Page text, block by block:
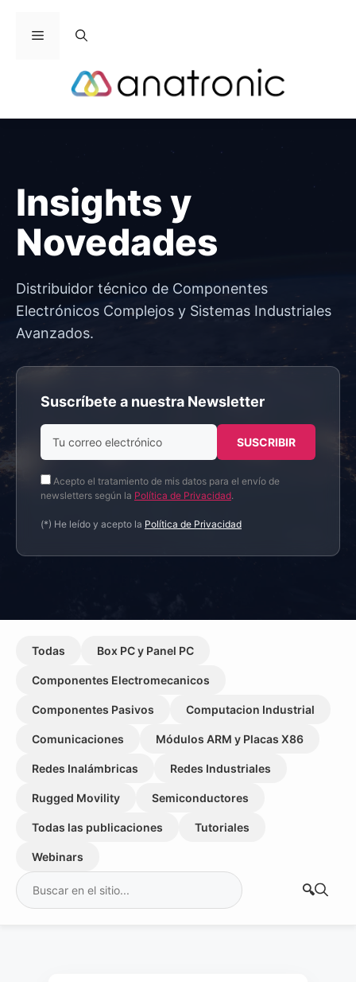
Menú
Insights y
Novedades
Distribuidor técnico de Componentes
Electrónicos Complejos y Sistemas Industriales
Avanzados.
Suscríbete a nuestra Newsletter
Acepto el tratamiento de mis datos para el envío de
newsletters según la Política de Privacidad.
(*) He leído y acepto la Política de Privacidad
Todas Box PC y Panel PC
Componentes Electromecanicos
Componentes Pasivos Computacion Industrial
Comunicaciones Módulos ARM y Placas X86
Redes Inalámbricas Redes Industriales
Rugged Movility Semiconductores
Todas las publicaciones Tutoriales
Webinars
Buscar: